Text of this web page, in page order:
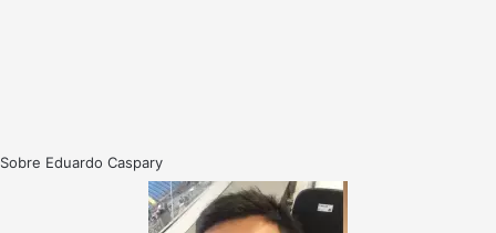
Sobre Eduardo Caspary